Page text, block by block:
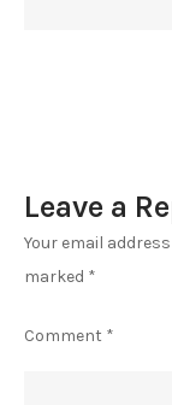
Leave a
Your email
marked *
Comment *